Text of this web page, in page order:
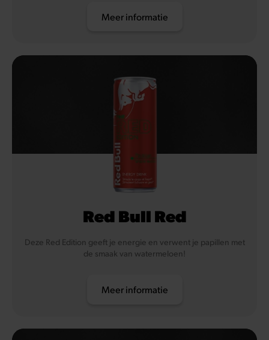
Meer informatie
Red Bull Red
Deze Red Edition geeft je energie en verwent je papillen met
de smaak van watermeloen!
Meer informatie